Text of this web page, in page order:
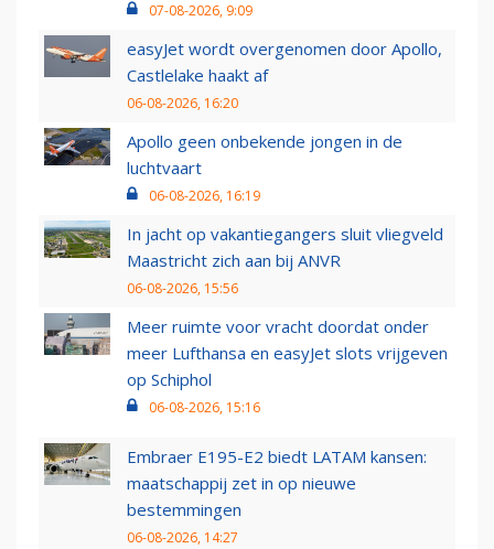
07-08-2026, 9:09
easyJet wordt overgenomen door Apollo,
Castlelake haakt af
06-08-2026, 16:20
Apollo geen onbekende jongen in de
luchtvaart
06-08-2026, 16:19
In jacht op vakantiegangers sluit vliegveld
Maastricht zich aan bij ANVR
06-08-2026, 15:56
Meer ruimte voor vracht doordat onder
meer Lufthansa en easyJet slots vrijgeven
op Schiphol
06-08-2026, 15:16
Embraer E195-E2 biedt LATAM kansen:
maatschappij zet in op nieuwe
bestemmingen
06-08-2026, 14:27